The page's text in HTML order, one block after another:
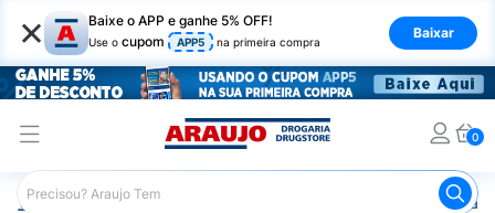
× Baixe o APP e ganhe 5% OFF!
Use o cupom APP5 na primeira compra
Baixar
0
Araujo Saúde e Bem Estar